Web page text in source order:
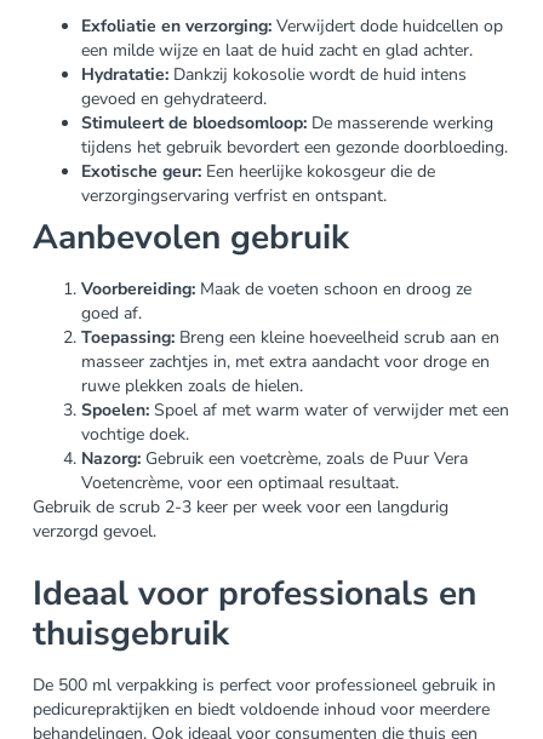
Exfoliatie en verzorging:Verwijdert dode huidcellen op
een milde wijze en laat de huid zacht en glad achter.
Hydratatie:Dankzij kokosolie wordt de huid intens
gevoed en gehydrateerd.
Stimuleert de bloedsomloop:De masserende werking
tijdens het gebruik bevordert een gezonde doorbloeding.
Exotische geur:Een heerlijke kokosgeur die de
verzorgingservaring verfrist en ontspant.
Aanbevolen gebruik
Voorbereiding:Maak de voeten schoon en droog ze
goed af.
Toepassing:Breng een kleine hoeveelheid scrub aan en
masseer zachtjes in, met extra aandacht voor droge en
ruwe plekken zoals de hielen.
Spoelen:Spoel af met warm water of verwijder met een
vochtige doek.
Nazorg:Gebruik een voetcrème, zoals de Puur Vera
Voetencrème, voor een optimaal resultaat.
Gebruik de scrub 2-3 keer per week voor een langdurig
verzorgd gevoel.
Ideaal voor professionals en
thuisgebruik
De 500 ml verpakking is perfect voor professioneel gebruik in
pedicurepraktijken en biedt voldoende inhoud voor meerdere
behandelingen. Ook ideaal voor consumenten die thuis een